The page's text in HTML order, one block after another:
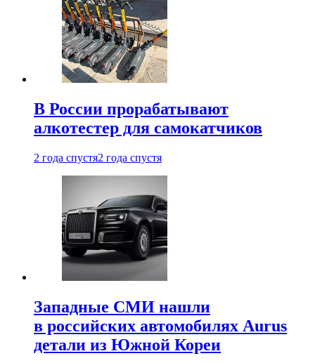
В России прорабатывают
алкотестер для самокатчиков
2 года спустя2 года спустя
Западные СМИ нашли
в российских автомобилях Aurus
детали из Южной Кореи